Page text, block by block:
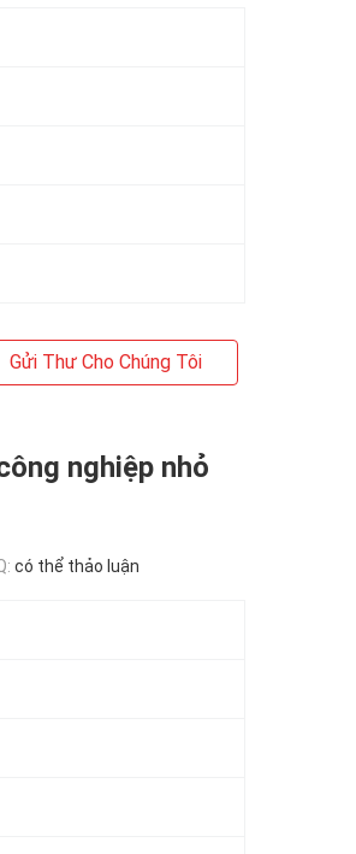
Gửi Thư Cho Chúng Tôi
nghiệp nhỏ
có thể thảo luận